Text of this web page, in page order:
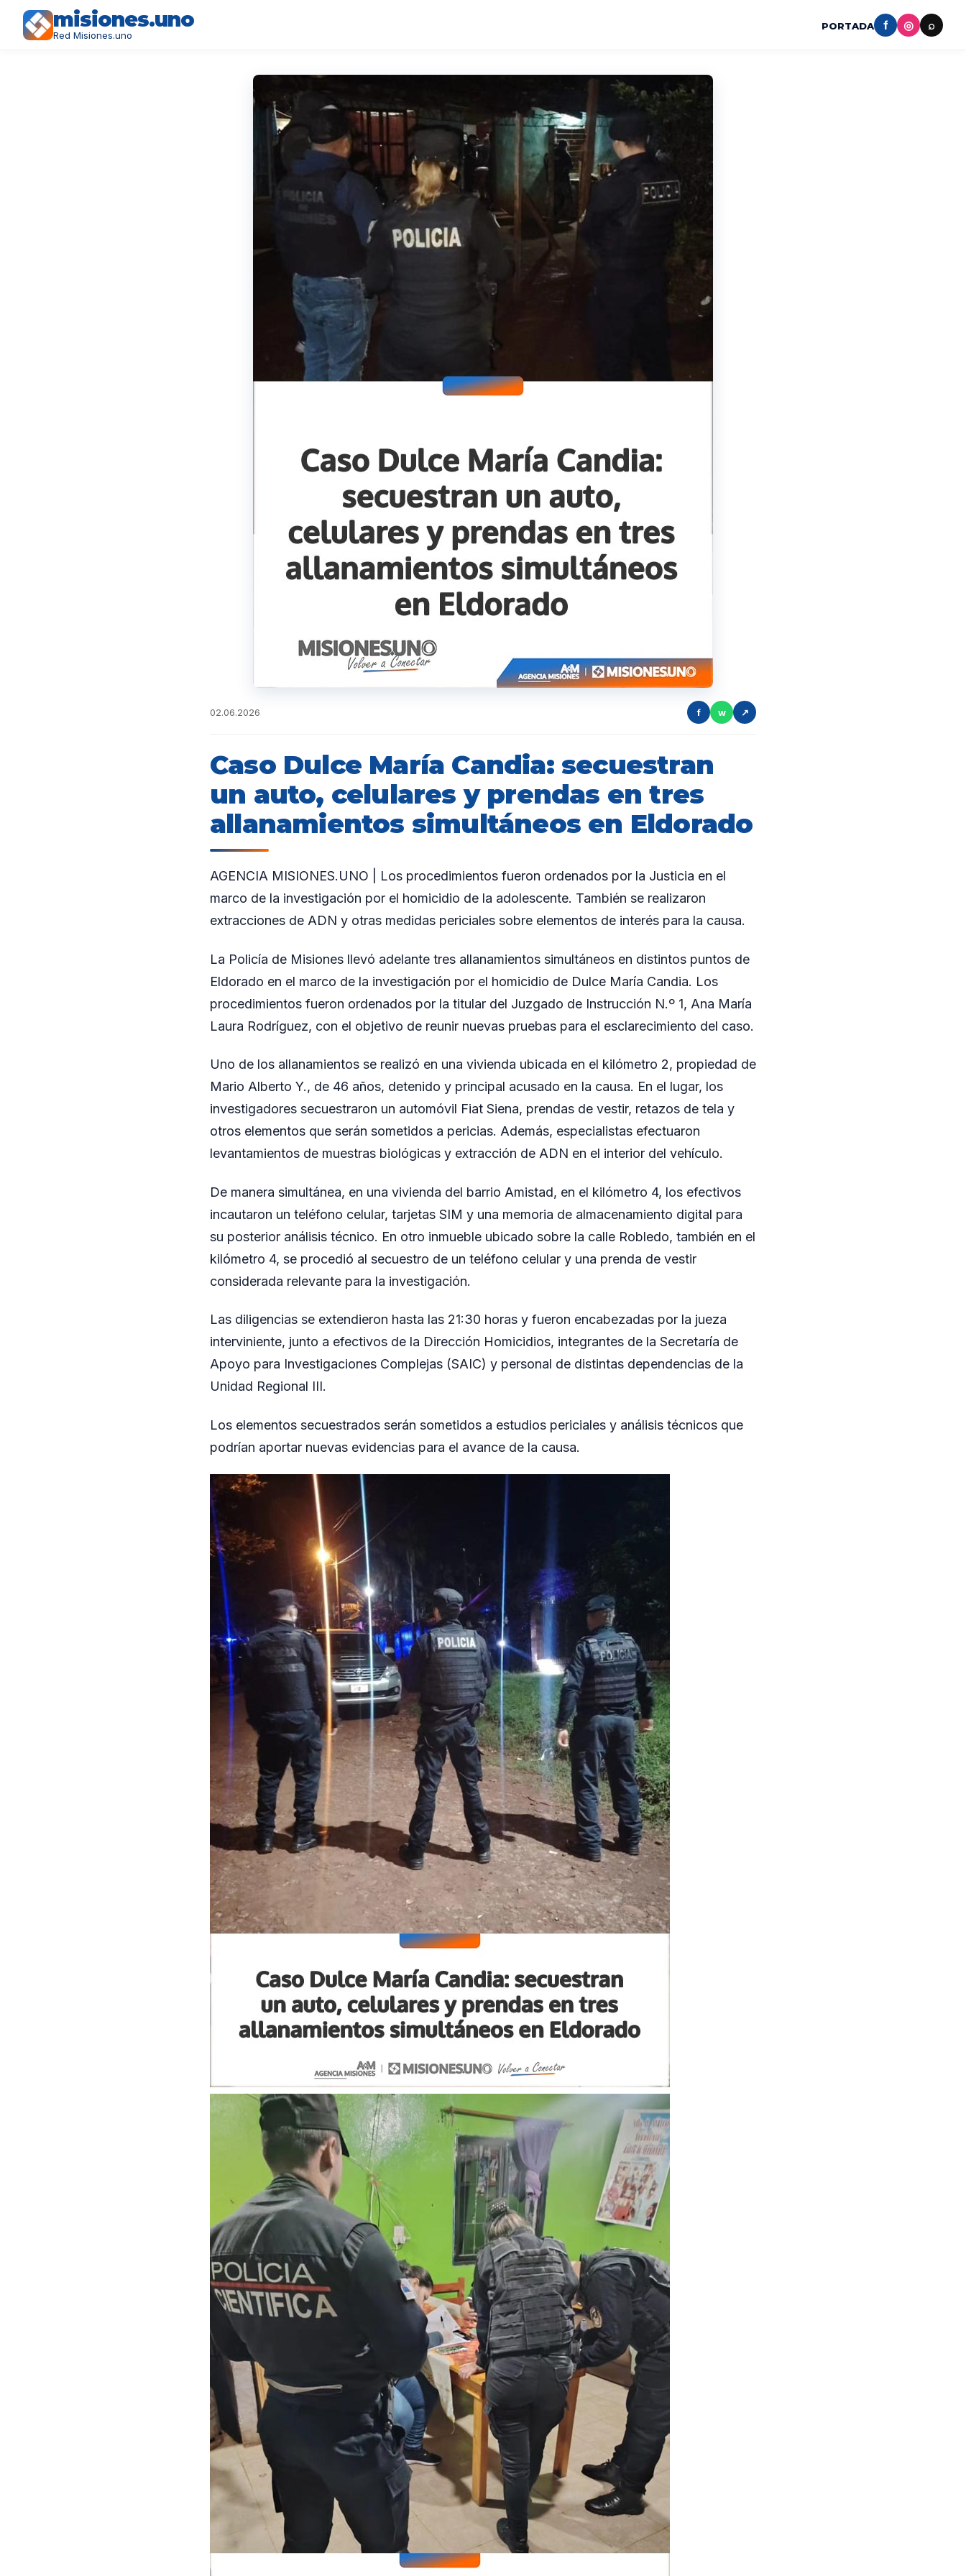
misiones.uno
Red Misiones.uno
PORTADA f ◎ ⌕
02.06.2026 f w ↗
Caso Dulce María Candia: secuestran
un auto, celulares y prendas en tres
allanamientos simultáneos en Eldorado
AGENCIA MISIONES.UNO | Los procedimientos fueron ordenados por la Justicia en el
marco de la investigación por el homicidio de la adolescente. También se realizaron
extracciones de ADN y otras medidas periciales sobre elementos de interés para la causa.
La Policía de Misiones llevó adelante tres allanamientos simultáneos en distintos puntos de
Eldorado en el marco de la investigación por el homicidio de Dulce María Candia. Los
procedimientos fueron ordenados por la titular del Juzgado de Instrucción N.º 1, Ana María
Laura Rodríguez, con el objetivo de reunir nuevas pruebas para el esclarecimiento del caso.
Uno de los allanamientos se realizó en una vivienda ubicada en el kilómetro 2, propiedad de
Mario Alberto Y., de 46 años, detenido y principal acusado en la causa. En el lugar, los
investigadores secuestraron un automóvil Fiat Siena, prendas de vestir, retazos de tela y
otros elementos que serán sometidos a pericias. Además, especialistas efectuaron
levantamientos de muestras biológicas y extracción de ADN en el interior del vehículo.
De manera simultánea, en una vivienda del barrio Amistad, en el kilómetro 4, los efectivos
incautaron un teléfono celular, tarjetas SIM y una memoria de almacenamiento digital para
su posterior análisis técnico. En otro inmueble ubicado sobre la calle Robledo, también en el
kilómetro 4, se procedió al secuestro de un teléfono celular y una prenda de vestir
considerada relevante para la investigación.
Las diligencias se extendieron hasta las 21:30 horas y fueron encabezadas por la jueza
interviniente, junto a efectivos de la Dirección Homicidios, integrantes de la Secretaría de
Apoyo para Investigaciones Complejas (SAIC) y personal de distintas dependencias de la
Unidad Regional III.
Los elementos secuestrados serán sometidos a estudios periciales y análisis técnicos que
podrían aportar nuevas evidencias para el avance de la causa.